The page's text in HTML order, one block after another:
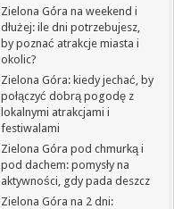
Zielona Góra na weekend i
dłużej: ile dni potrzebujesz,
by poznać atrakcje miasta i
okolic?
Zielona Góra: kiedy jechać, by
połączyć dobrą pogodę z
lokalnymi atrakcjami i
festiwalami
Zielona Góra pod chmurką i
pod dachem: pomysły na
aktywności, gdy pada deszcz
Zielona Góra na 2 dni: